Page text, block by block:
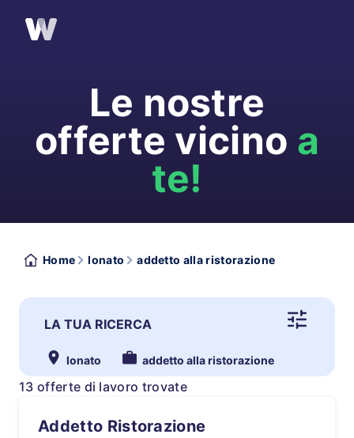
Le nostre
offerte vicino a
te!
Home lonato addetto alla ristorazione
LA TUA RICERCA
lonato addetto alla ristorazione
13 offerte di lavoro trovate
Addetto Ristorazione